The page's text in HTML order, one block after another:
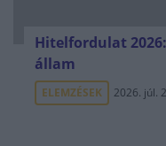
Hitelfordulat
állam
ELEMZÉSEK 2026. júl.